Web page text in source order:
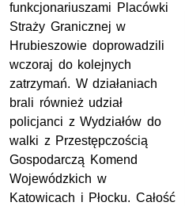
funkcjonariuszami Placówki
Straży Granicznej w
Hrubieszowie doprowadzili
wczoraj do kolejnych
zatrzymań. W działaniach
brali również udział
policjanci z Wydziałów do
walki z Przestępczością
Gospodarczą Komend
Wojewódzkich w
Katowicach i Płocku. Całość